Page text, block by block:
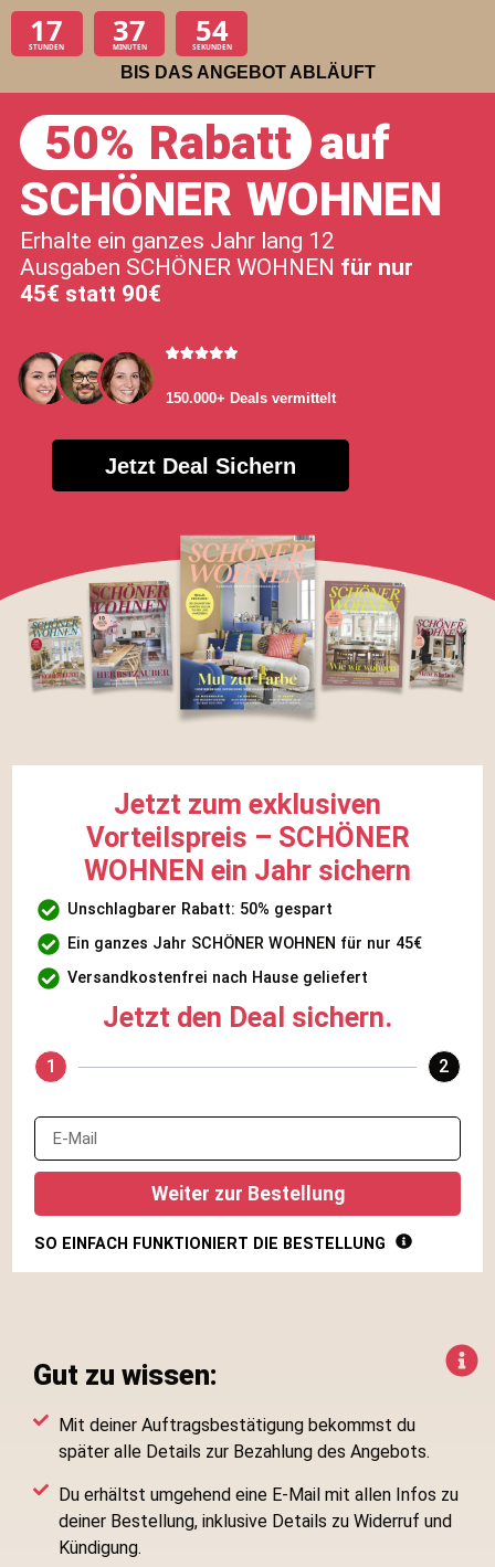
17
STUNDEN 37
MINUTEN 53
SEKUNDEN
BIS DAS ANGEBOT ABLÄUFT
50% Rabatt auf
SCHÖNER WOHNEN
Erhalte ein ganzes Jahr lang 12
Ausgaben SCHÖNER WOHNEN für nur
45€ statt 90€
150.000+ Deals vermittelt
Jetzt Deal Sichern
Jetzt zum exklusiven
Vorteilspreis – SCHÖNER
WOHNEN ein Jahr sichern
Unschlagbarer Rabatt: 50% gespart
Ein ganzes Jahr SCHÖNER WOHNEN für nur 45€
Versandkostenfrei nach Hause geliefert
Jetzt den Deal sichern.
1 2
Weiter zur Bestellung
SO EINFACH FUNKTIONIERT DIE BESTELLUNG
Schritt 2: Name und Lieferadresse ausfüllen.
dass du mit unseren Datenschutzbestimmungen einverstanden
„Jetzt kostenpflichtig bestellen“ – fertig! Eine Zahlung ist an dieser
Stelle noch nicht notwendig.
Gut zu wissen:
Mit deiner Auftragsbestätigung bekommst du
später alle Details zur Bezahlung des Angebots.
Du erhältst umgehend eine E-Mail mit allen Infos zu
deiner Bestellung, inklusive Details zu Widerruf und
Kündigung.